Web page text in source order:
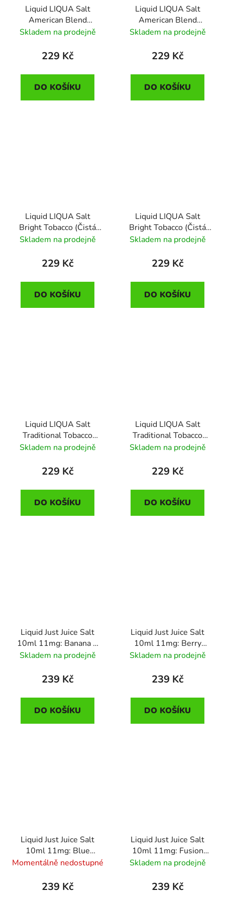
Liquid LIQUA Salt
American Blend
(Americký míchaný
Skladem na prodejně
229 Kč
DO KOŠÍKU
Liquid LIQUA Salt
American Blend
(Americký míchaný
Skladem na prodejně
229 Kč
DO KOŠÍKU
Liquid LIQUA Salt
Bright Tobacco (Čistá
tabáková příchuť) 10ml
Skladem na prodejně
229 Kč
DO KOŠÍKU
Liquid LIQUA Salt
Bright Tobacco (Čistá
tabáková příchuť) 10ml
Skladem na prodejně
229 Kč
DO KOŠÍKU
Liquid LIQUA Salt
Traditional Tobacco
(Tradiční tabák) 10ml -
Skladem na prodejně
229 Kč
DO KOŠÍKU
Liquid LIQUA Salt
Traditional Tobacco
(Tradiční tabák) 10ml -
Skladem na prodejně
229 Kč
DO KOŠÍKU
Liquid Just Juice Salt
10ml 11mg: Banana &
Mango (Banán a Mango)
Skladem na prodejně
239 Kč
DO KOŠÍKU
Liquid Just Juice Salt
10ml 11mg: Berry
Burst (Lesní směs)
Skladem na prodejně
239 Kč
DO KOŠÍKU
Liquid Just Juice Salt
10ml 11mg: Blue
Raspberry (Modrá
Momentálně nedostupné
239 Kč
Liquid Just Juice Salt
10ml 11mg: Fusion
Berry Burst &
s citronem)
Skladem na prodejně
239 Kč